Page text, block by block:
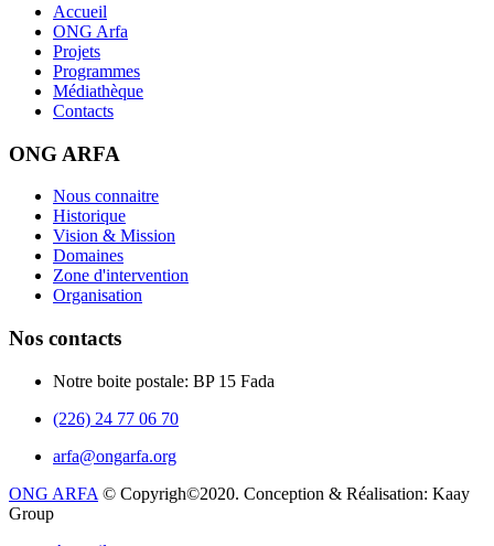
Accueil
ONG Arfa
Projets
Programmes
Médiathèque
Contacts
ONG ARFA
Nous connaitre
Historique
Vision & Mission
Domaines
Zone d'intervention
Organisation
Nos contacts
Notre boite postale: BP 15 Fada
(226) 24 77 06 70
arfa@ongarfa.org
ONG ARFA © Copyrigh©2020. Conception & Réalisation: Kaay
Group